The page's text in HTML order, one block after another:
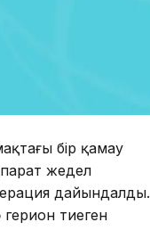
бір қамау
жедел
дайындалды.
тиеген